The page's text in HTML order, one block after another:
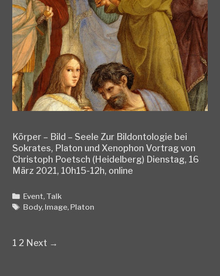
Körper – Bild – Seele Zur Bildontologie bei
Sokrates, Platon und Xenophon Vortrag von
Christoph Poetsch (Heidelberg) Dienstag, 16
März 2021, 10h15-12h, online
Categories
Event, Talk
Tags
Body, Image, Platon
Post
1 2 Next →